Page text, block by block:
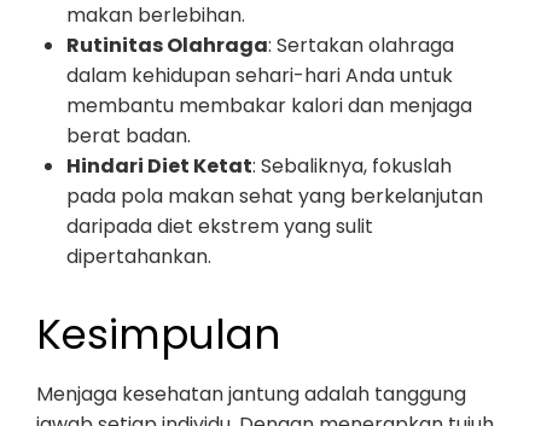
makan berlebihan.
Rutinitas Olahraga: Sertakan olahraga
dalam kehidupan sehari-hari Anda untuk
membantu membakar kalori dan menjaga
berat badan.
Hindari Diet Ketat: Sebaliknya, fokuslah
pada pola makan sehat yang berkelanjutan
daripada diet ekstrem yang sulit
dipertahankan.
Kesimpulan
Menjaga kesehatan jantung adalah tanggung